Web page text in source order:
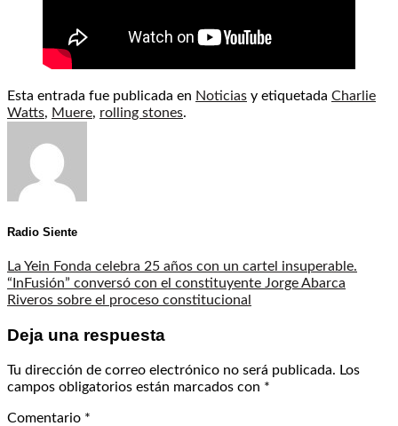
Esta entrada fue publicada en Noticias y etiquetada Charlie
Watts, Muere, rolling stones.
Radio Siente
La Yein Fonda celebra 25 años con un cartel insuperable.
“InFusión” conversó con el constituyente Jorge Abarca
Riveros sobre el proceso constitucional
Deja una respuesta
Tu dirección de correo electrónico no será publicada. Los
campos obligatorios están marcados con *
Comentario *